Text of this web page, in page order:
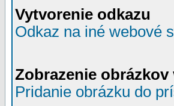
Vytvorenie odkazu
Odkaz na iné webové
Zobrazenie
Pridanie obrázku do